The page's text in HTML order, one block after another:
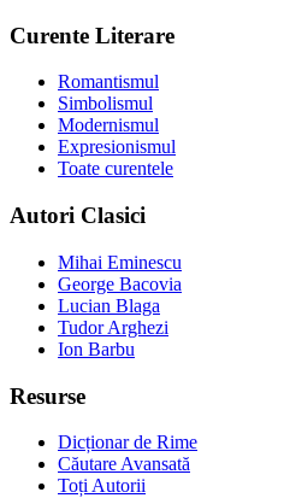
Curente Literare
Romantismul
Simbolismul
Modernismul
Expresionismul
Toate curentele
Autori Clasici
Mihai Eminescu
George Bacovia
Lucian Blaga
Tudor Arghezi
Ion Barbu
Resurse
Dicționar de Rime
Căutare Avansată
Toți Autorii